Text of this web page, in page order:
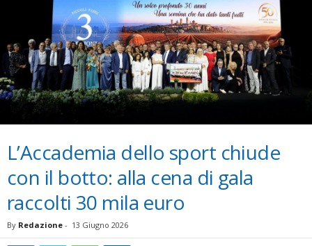
L’Accademia dello sport chiude
con il botto: alla cena di gala
raccolti 30 mila euro
By Redazione - 13 Giugno 2026